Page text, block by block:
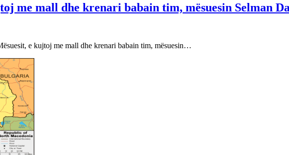
me mall dhe krenari babain tim, mësuesin Selman
e kujtoj me mall dhe krenari babain tim, mësuesin…